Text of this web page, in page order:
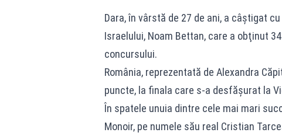
Dara, în vârstă de 27 de ani, a câştigat
Israelului, Noam Bettan, care a obţinut
concursului.
România, reprezentată de Alexandra
puncte, la finala care s-a desfăşurat la
În spatele unuia dintre cele mai mari
Monoir, pe numele său real Cristian